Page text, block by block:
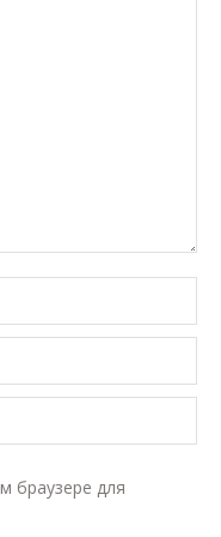
браузере для